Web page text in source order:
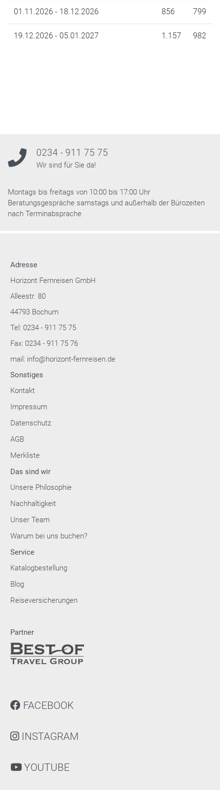
01.11.2026 - 18.12.2026 856 799
19.12.2026 - 05.01.2027 1.157 982
0234 - 911 75 75
Wir sind für Sie da!
Montags bis freitags von 10:00 bis 17:00 Uhr
Beratungsgespräche samstags und außerhalb der Bürozeiten
nach Terminabsprache
Adresse
Horizont Fernreisen GmbH
Alleestr. 80
44793 Bochum
Tel: 0234 - 911 75 75
Fax: 0234 - 911 75 76
mail: info@horizont-fernreisen.de
Sonstiges
Kontakt
Impressum
Datenschutz
AGB
Merkliste
Das sind wir
Unsere Philosophie
Nachhaltigkeit
Unser Team
Warum bei uns buchen?
Service
Katalogbestellung
Blog
Reiseversicherungen
Partner
FACEBOOK
INSTAGRAM
YOUTUBE